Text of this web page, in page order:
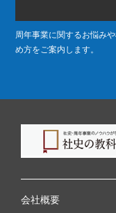
周年事業に関するお悩み
め方をご案内します。
会社概要